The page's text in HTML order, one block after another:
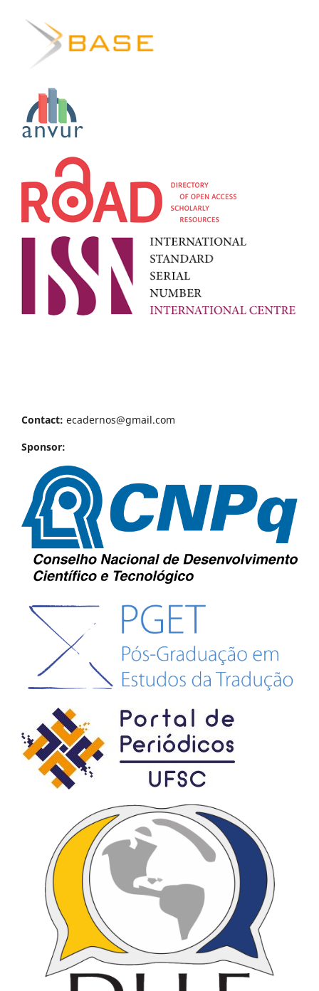
Contact: ecadernos@gmail.com
Sponsor: